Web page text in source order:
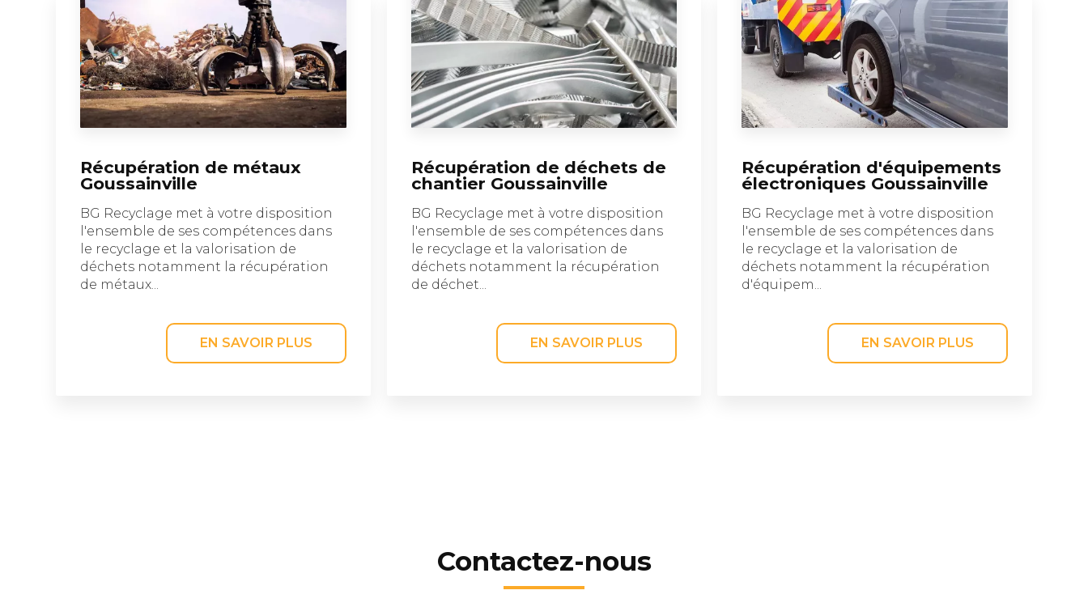
Récupération de métaux
Goussainville
BG Recyclage met à votre disposition
l'ensemble de ses compétences dans
le recyclage et la valorisation de
déchets notamment la récupération
de métaux...
EN SAVOIR PLUS
Récupération de déchets de
chantier Goussainville
BG Recyclage met à votre disposition
l'ensemble de ses compétences dans
le recyclage et la valorisation de
déchets notamment la récupération
de déchet...
EN SAVOIR PLUS
Récupération d'équipements
électroniques Goussainville
BG Recyclage met à votre disposition
l'ensemble de ses compétences dans
le recyclage et la valorisation de
déchets notamment la récupération
d'équipem...
EN SAVOIR PLUS
Contactez-nous